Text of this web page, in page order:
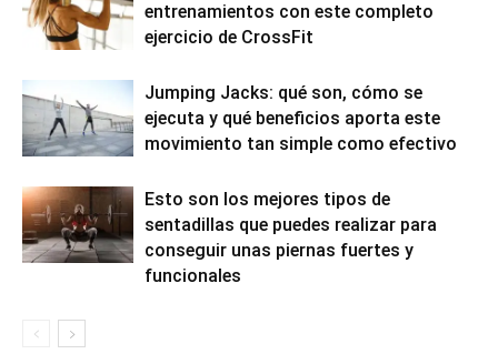
entrenamientos con este completo
ejercicio de CrossFit
Jumping Jacks: qué son, cómo se
ejecuta y qué beneficios aporta este
movimiento tan simple como efectivo
Esto son los mejores tipos de
sentadillas que puedes realizar para
conseguir unas piernas fuertes y
funcionales